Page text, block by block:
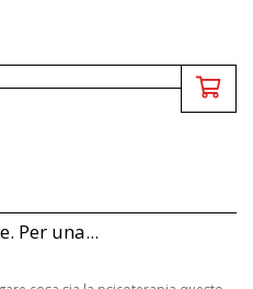
Per una...